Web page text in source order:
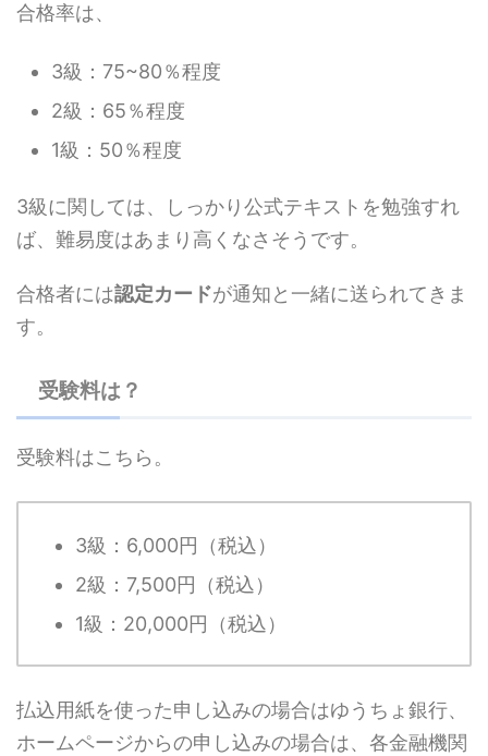
合格率は、
3級：75~80％程度
2級：65％程度
1級：50％程度
3級に関しては、しっかり公式テキストを勉強すれ
ば、難易度はあまり高くなさそうです。
合格者には認定カードが通知と一緒に送られてきま
す。
受験料は？
受験料はこちら。
3級：6,000円（税込）
2級：7,500円（税込）
1級：20,000円（税込）
払込用紙を使った申し込みの場合はゆうちょ銀行、
ホームページからの申し込みの場合は、各金融機関